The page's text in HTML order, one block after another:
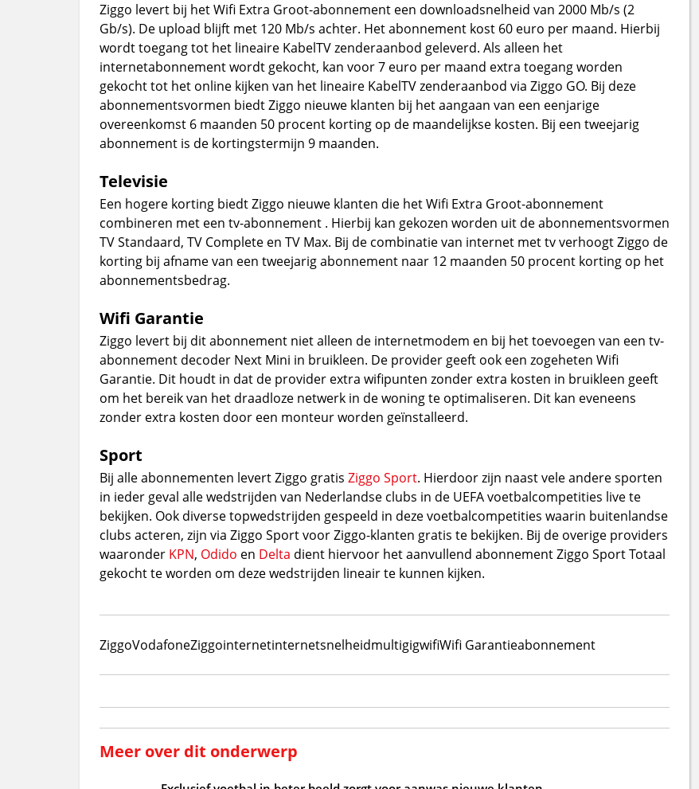
Ziggo levert bij het Wifi Extra Groot-abonnement een downloadsnelheid van 2000 Mb/s (2
Gb/s). De upload blijft met 120 Mb/s achter. Het abonnement kost 60 euro per maand. Hierbij
wordt toegang tot het lineaire KabelTV zenderaanbod geleverd. Als alleen het
internetabonnement wordt gekocht, kan voor 7 euro per maand extra toegang worden
gekocht tot het online kijken van het lineaire KabelTV zenderaanbod via Ziggo GO. Bij deze
abonnementsvormen biedt Ziggo nieuwe klanten bij het aangaan van een eenjarige
overeenkomst 6 maanden 50 procent korting op de maandelijkse kosten. Bij een tweejarig
abonnement is de kortingstermijn 9 maanden.
Televisie
Een hogere korting biedt Ziggo nieuwe klanten die het Wifi Extra Groot-abonnement
combineren met een tv-abonnement . Hierbij kan gekozen worden uit de abonnementsvormen
TV Standaard, TV Complete en TV Max. Bij de combinatie van internet met tv verhoogt Ziggo de
korting bij afname van een tweejarig abonnement naar 12 maanden 50 procent korting op het
abonnementsbedrag.
Wifi Garantie
Ziggo levert bij dit abonnement niet alleen de internetmodem en bij het toevoegen van een tv-
abonnement decoder Next Mini in bruikleen. De provider geeft ook een zogeheten Wifi
Garantie. Dit houdt in dat de provider extra wifipunten zonder extra kosten in bruikleen geeft
om het bereik van het draadloze netwerk in de woning te optimaliseren. Dit kan eveneens
zonder extra kosten door een monteur worden geïnstalleerd.
Sport
Bij alle abonnementen levert Ziggo gratis Ziggo Sport. Hierdoor zijn naast vele andere sporten
in ieder geval alle wedstrijden van Nederlandse clubs in de UEFA voetbalcompetities live te
bekijken. Ook diverse topwedstrijden gespeeld in deze voetbalcompetities waarin buitenlandse
clubs acteren, zijn via Ziggo Sport voor Ziggo-klanten gratis te bekijken. Bij de overige providers
waaronder KPN, Odido en Delta dient hiervoor het aanvullend abonnement Ziggo Sport Totaal
gekocht te worden om deze wedstrijden lineair te kunnen kijken.
ZiggoVodafoneZiggointernetinternetsnelheidmultigigwifiWifi Garantieabonnement
Meer over dit onderwerp